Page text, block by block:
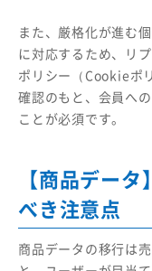
また、厳格化が進む
に対応するため、リ
ポリシー（Cookieポ
確認のもと、会員へ
ことが必須です。
【商品デー
べき注意点
商品データの移行は